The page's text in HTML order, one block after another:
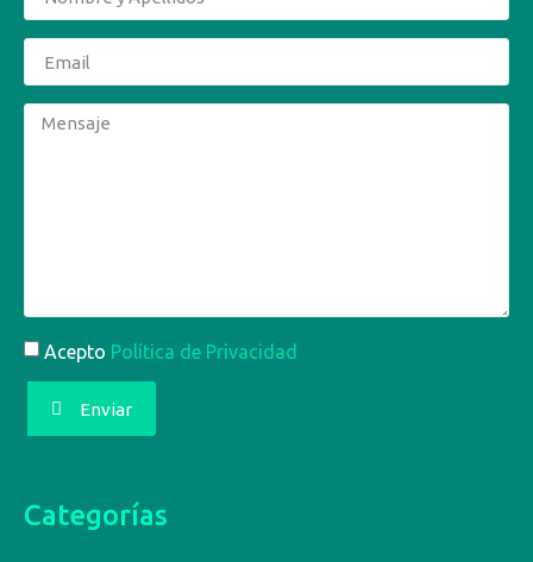
Acepto Política de Privacidad
Enviar
Categorías